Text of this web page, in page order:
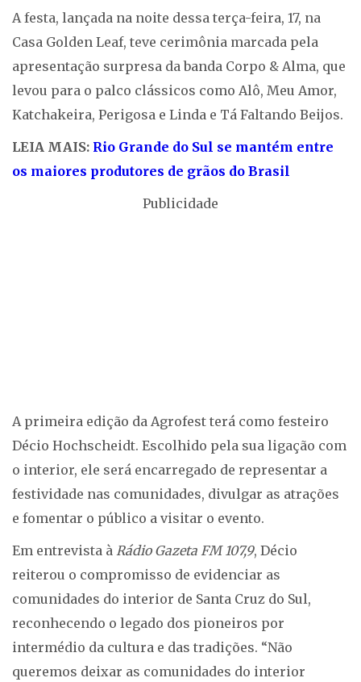
A festa, lançada na noite dessa terça-feira, 17, na
Casa Golden Leaf, teve cerimônia marcada pela
apresentação surpresa da banda Corpo & Alma, que
levou para o palco clássicos como Alô, Meu Amor,
Katchakeira, Perigosa e Linda e Tá Faltando Beijos.
LEIA MAIS: Rio Grande do Sul se mantém entre
os maiores produtores de grãos do Brasil
Publicidade
A primeira edição da Agrofest terá como festeiro
Décio Hochscheidt. Escolhido pela sua ligação com
o interior, ele será encarregado de representar a
festividade nas comunidades, divulgar as atrações
e fomentar o público a visitar o evento.
Em entrevista à Rádio Gazeta FM 107,9, Décio
reiterou o compromisso de evidenciar as
comunidades do interior de Santa Cruz do Sul,
reconhecendo o legado dos pioneiros por
intermédio da cultura e das tradições. “Não
queremos deixar as comunidades do interior